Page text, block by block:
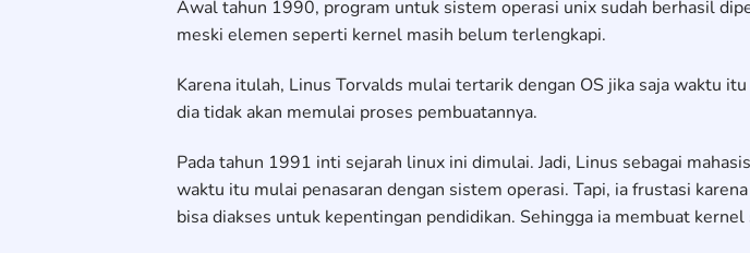
Awal tahun 1990, program untuk sistem operasi unix sudah berhasil
meski elemen seperti kernel masih belum terlengkapi.
Karena itulah, Linus Torvalds mulai tertarik dengan OS jika saja waktu
dia tidak akan memulai proses pembuatannya.
Pada tahun 1991 inti sejarah linux ini dimulai. Jadi, Linus sebagai
waktu itu mulai penasaran dengan sistem operasi. Tapi, ia frustasi
bisa diakses untuk kepentingan pendidikan. Sehingga ia membuat